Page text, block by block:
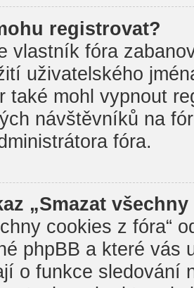
registrovat?
vlastník fóra
uživatelského
také mohl vypnout
návštěvníků na
fóra.
„Smazat
cookies z fóra“
phpBB a které vás
o funkce sledování